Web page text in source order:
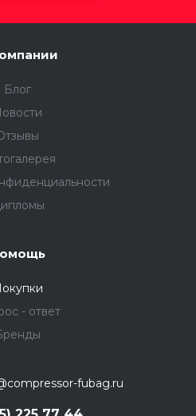
Блог
- ответ
fubag.ru